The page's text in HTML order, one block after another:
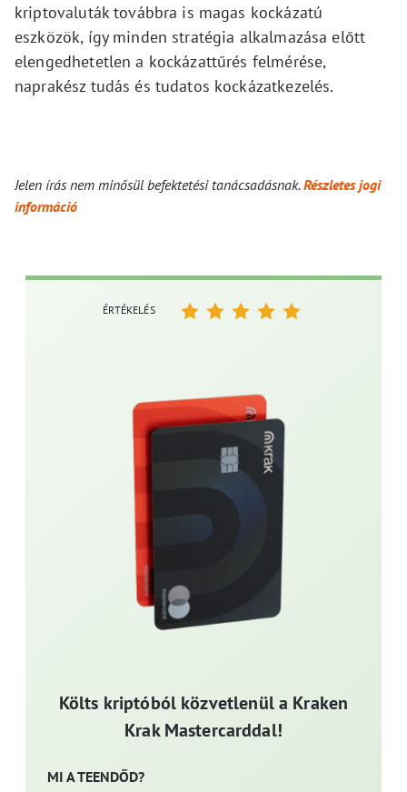
kriptovaluták továbbra is magas kockázatú
eszközök, így minden stratégia alkalmazása előtt
elengedhetetlen a kockázattűrés felmérése,
naprakész tudás és tudatos kockázatkezelés.
Jelen írás nem minősül befektetési tanácsadásnak.Részletes jogi
információ
Költs kriptóból közvetlenül a Kraken
Krak Mastercarddal!
MI A TEENDŐD?
ÉRTÉKELÉS